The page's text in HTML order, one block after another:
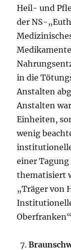
Heil- und
der NS-
in die
Anstalten
Anstalten
Einheiten,
wenig
einer
„Träger von